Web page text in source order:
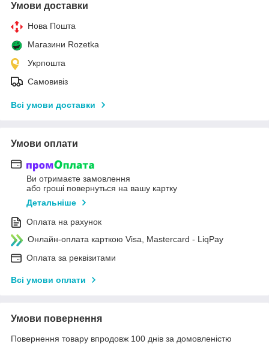
Умови доставки
Нова Пошта
Магазини Rozetka
Укрпошта
Самовивіз
Всі умови доставки
Умови оплати
Ви отримаєте замовлення
або гроші повернуться на вашу картку
Детальніше
Оплата на рахунок
Онлайн-оплата карткою Visa, Mastercard - LiqPay
Оплата за реквізитами
Всі умови оплати
Умови повернення
Повернення товару впродовж 100 днів за домовленістю